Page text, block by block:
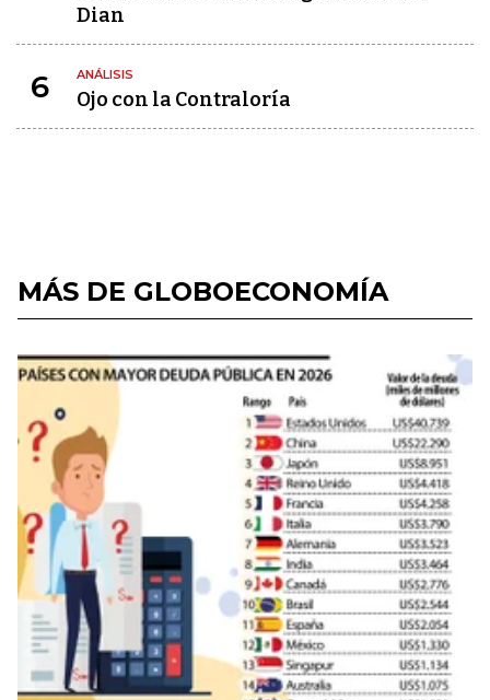
Dian
6 ANÁLISIS
Ojo con la Contraloría
MÁS DE GLOBOECONOMÍA